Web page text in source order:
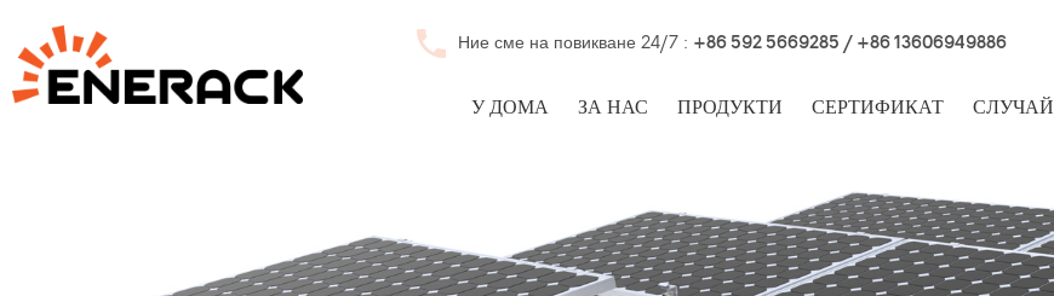
Ние сме на повикване 24/7 : +86 592 5669285 / +86 13606949886
У ДОМА ЗА НАС ПРОДУКТИ СЕРТИФИКАТ СЛУЧАЙ